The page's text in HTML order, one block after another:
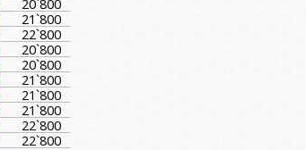
20`800
21`800
22`800
20`800
20`800
21`800
21`800
21`800
22`800
22`800